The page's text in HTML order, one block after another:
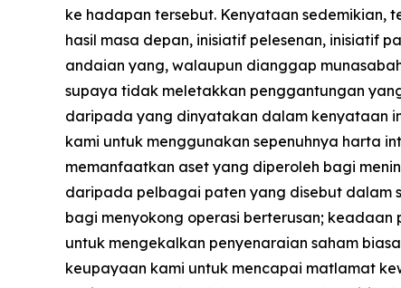
ke hadapan tersebut. Kenyataan sedemikian,
hasil masa depan, inisiatif pelesenan, inisiatif
andaian yang, walaupun dianggap
supaya tidak meletakkan penggantungan
daripada yang dinyatakan dalam kenyataan
kami untuk menggunakan sepenuhnya harta
memanfaatkan aset yang diperoleh bagi
daripada pelbagai paten yang disebut dalam
bagi menyokong operasi berterusan;
untuk mengekalkan penyenaraian saham
keupayaan kami untuk mencapai matlamat